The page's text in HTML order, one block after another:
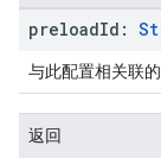
preloadId:
与此配置相关联的
返回